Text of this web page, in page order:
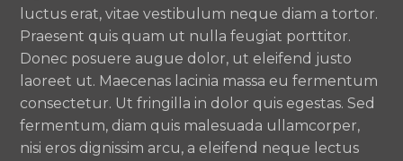
luctus erat, vitae vestibulum neque diam a tortor.
Praesent quis quam ut nulla feugiat porttitor.
Donec posuere augue dolor, ut eleifend justo
laoreet ut. Maecenas lacinia massa eu fermentum
consectetur. Ut fringilla in dolor quis egestas. Sed
fermentum, diam quis malesuada ullamcorper,
nisi eros dignissim arcu, a eleifend neque lectus